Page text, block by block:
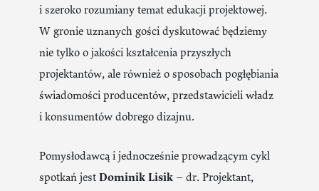
i szeroko rozumiany temat edukacji projektowej.
W gronie uznanych gości dyskutować będziemy
nie tylko o jakości kształcenia przyszłych
projektantów, ale również o sposobach pogłębiania
świadomości producentów, przedstawicieli władz
i konsumentów dobrego dizajnu.
Pomysłodawcą i jednocześnie prowadzącym cykl
spotkań jest Dominik Lisik – dr. Projektant,